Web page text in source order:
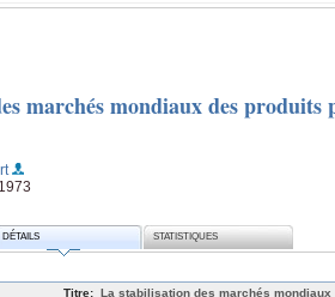
marchés mondiaux des produits
DÉTAILS STATISTIQUES
Titre: La stabilisation des marchés